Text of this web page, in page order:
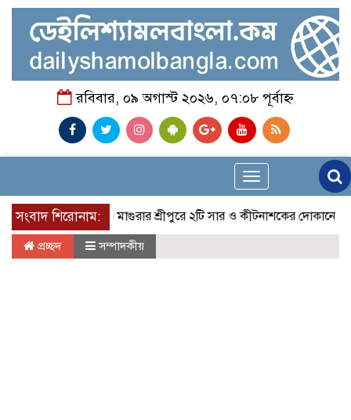
রবিবার, ০৯ অগাস্ট ২০২৬, ০৭:০৮ পূর্বাহ্ন
Toggle
navigation
সংবাদ শিরোনাম:মাগুরার শ্রীপুরে ২টি সার ও কীটনাশকের দোকানে দুর্ধর্ষ চুরি
প্রচ্ছদ সম্পাদকীয়